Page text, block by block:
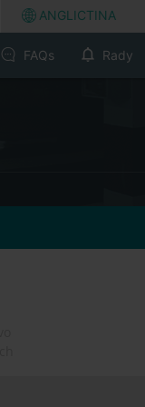
ANGLICTINA
FAQs Rady